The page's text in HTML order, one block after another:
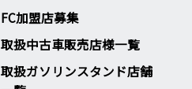
FC加盟店募集
取扱中古車販売店様一覧
取扱ガソリンスタンド店舗